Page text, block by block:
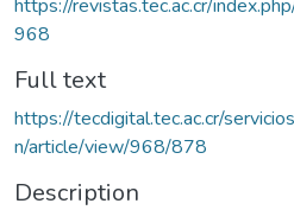
https://revistas.tec.ac.cr/
968
Full text
https://tecdigital.tec.ac.cr/
n/article/view/968/878
Description